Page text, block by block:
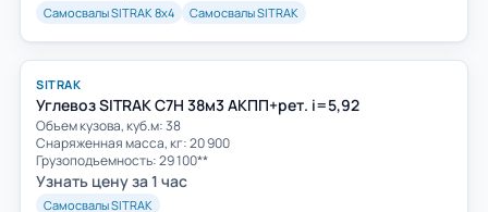
Самосвалы SITRAK 8х4 Самосвалы SITRAK
SITRAK
Углевоз SITRAK C7H 38м3 АКПП+рет. i=5,92
Объем кузова, куб.м: 38
Cнаряженная масса, кг: 20 900
Грузоподъемность: 29 100**
Узнать цену за 1 час
Самосвалы SITRAK